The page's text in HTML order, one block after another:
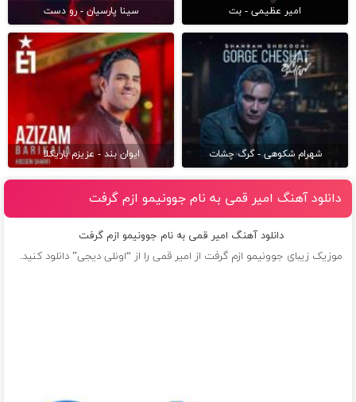
امیر عظیمی - بت سینا پارسیان - رو دست
شهرام شکوهی - گرگ چشات ایوان بند - عزیزم باریکلا
دانلود آهنگ امیر قمی به نام جوونیمو ازم گرفت
دانلود آهنگ امیر قمی به نام جوونیمو ازم گرفت
موزیک زیبای جوونیمو ازم گرفت از امیر قمیرا از “اونلی دیجی” دانلود کنید.